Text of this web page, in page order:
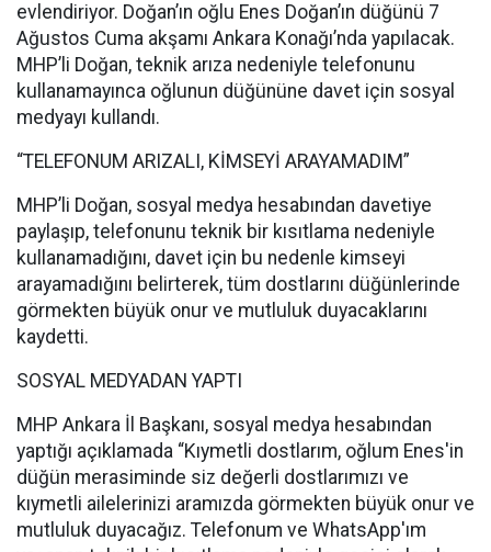
evlendiriyor. Doğan’ın oğlu Enes Doğan’ın düğünü 7
Ağustos Cuma akşamı Ankara Konağı’nda yapılacak.
MHP’li Doğan, teknik arıza nedeniyle telefonunu
kullanamayınca oğlunun düğününe davet için sosyal
medyayı kullandı.
“TELEFONUM ARIZALI, KİMSEYİ ARAYAMADIM”
MHP’li Doğan, sosyal medya hesabından davetiye
paylaşıp, telefonunu teknik bir kısıtlama nedeniyle
kullanamadığını, davet için bu nedenle kimseyi
arayamadığını belirterek, tüm dostlarını düğünlerinde
görmekten büyük onur ve mutluluk duyacaklarını
kaydetti.
SOSYAL MEDYADAN YAPTI
MHP Ankara İl Başkanı, sosyal medya hesabından
yaptığı açıklamada “Kıymetli dostlarım, oğlum Enes'in
düğün merasiminde siz değerli dostlarımızı ve
kıymetli ailelerinizi aramızda görmekten büyük onur ve
mutluluk duyacağız. Telefonum ve WhatsApp'ım